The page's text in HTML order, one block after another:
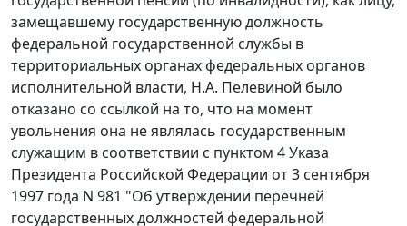
замещавшему государственную должность
федеральной государственной службы в
территориальных органах федеральных органов
исполнительной власти, Н.А. Пелевиной было
отказано со ссылкой на то, что на момент
увольнения она не являлась государственным
служащим в соответствии с пунктом 4Указа
Президента Российской Федерации от 3 сентября
1997 года N 981 "Об утверждении перечней
государственных должностей федеральной